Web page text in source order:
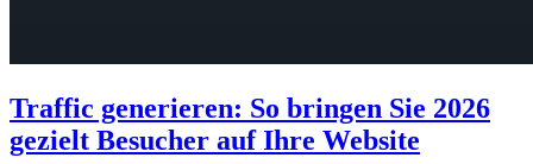
Traffic generieren: So bringen Sie 2026
gezielt Besucher auf Ihre Website